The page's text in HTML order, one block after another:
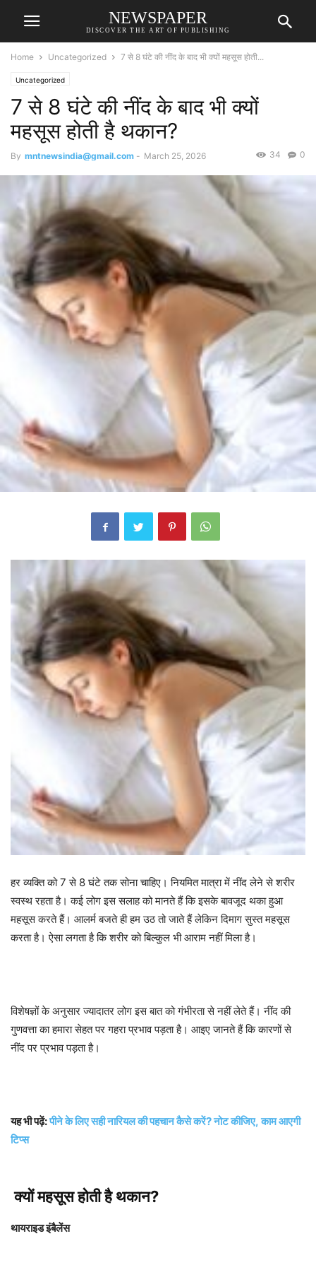
NEWSPAPER
DISCOVER THE ART OF PUBLISHING
Home Uncategorized 7 से 8 घंटे की नींद के बाद भी क्यों महसूस होती...
Uncategorized
7 से 8 घंटे की नींद के बाद भी क्यों
महसूस होती है थकान?
By mntnewsindia@gmail.com - March 25, 2026 0
34
हर व्यक्ति को 7 से 8 घंटे तक सोना चाहिए। नियमित मात्रा में नींद लेने से शरीर
स्वस्थ रहता है। कई लोग इस सलाह को मानते हैं कि इसके बावजूद थका हुआ
महसूस करते हैं। आलर्म बजते ही हम उठ तो जाते हैं लेकिन दिमाग सुस्त महसूस
करता है। ऐसा लगता है कि शरीर को बिल्कुल भी आराम नहीं मिला है।
विशेषज्ञों के अनुसार ज्यादातर लोग इस बात को गंभीरता से नहीं लेते हैं। नींद की
गुणवत्ता का हमारा सेहत पर गहरा प्रभाव पड़ता है। आइए जानते हैं कि कारणों से
नींद पर प्रभाव पड़ता है।
यह भी पढ़ें:पीने के लिए सही नारियल की पहचान कैसे करें? नोट कीजिए, काम आएगी
टिप्स
क्यों महसूस होती है थकान?
थायराइड इंबैलेंस